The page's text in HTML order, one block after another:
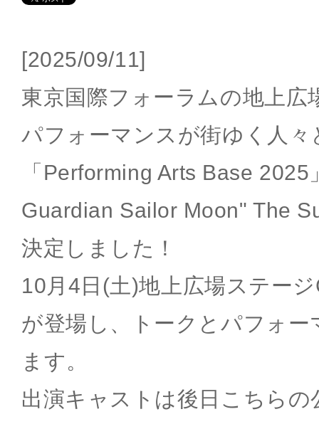
[2025/09/11]
東京国際フォーラムの地上広
パフォーマンスが街ゆく人
「Performing Arts Base
Guardian Sailor Moon" The
決定しました！
10月4日(土)地上広場ステー
が登場し、トークとパフォ
ます。
出演キャストは後日こちら